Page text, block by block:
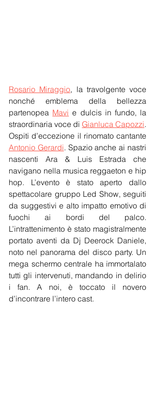
Rosario Miraggio, la travolgente voce
nonché emblema della bellezza
partenopea Mavi e dulcis in fundo, la
straordinaria voce di Gianluca Capozzi.
Antonio Gerardi. Spazio anche ai nastri
nascenti Ara & Luis Estrada che
navigano nella musica reggaeton e hip
hop. L’evento è stato aperto dallo
spettacolare gruppo Led Show, seguiti
da suggestivi e alto impatto emotivo di
fuochi ai bordi del palco.
L’intrattenimento è stato magistralmente
portato aventi da Dj Deerock Daniele,
noto nel panorama del disco party. Un
mega schermo centrale ha immortalato
tutti gli intervenuti, mandando in delirio
i fan. A noi, è toccato il novero
d’incontrare l’intero cast.